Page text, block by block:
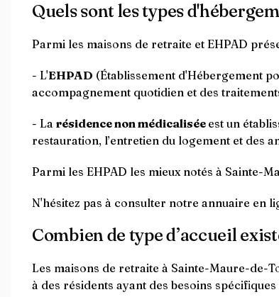
Quels sont les types
Parmi les maisons de retraite et EHPAD
- L'EHPAD (Établissement d'Hébergement
accompagnement quotidien et des
- La résidence non médicalisée est un
restauration, l’entretien du logement et des
Parmi les EHPAD les mieux notés à Sainte-
N'hésitez pas à consulter notre annuaire en
Combien de type d’accueil
Les maisons de retraite à Sainte-Maure-de-
à des résidents ayant des besoins